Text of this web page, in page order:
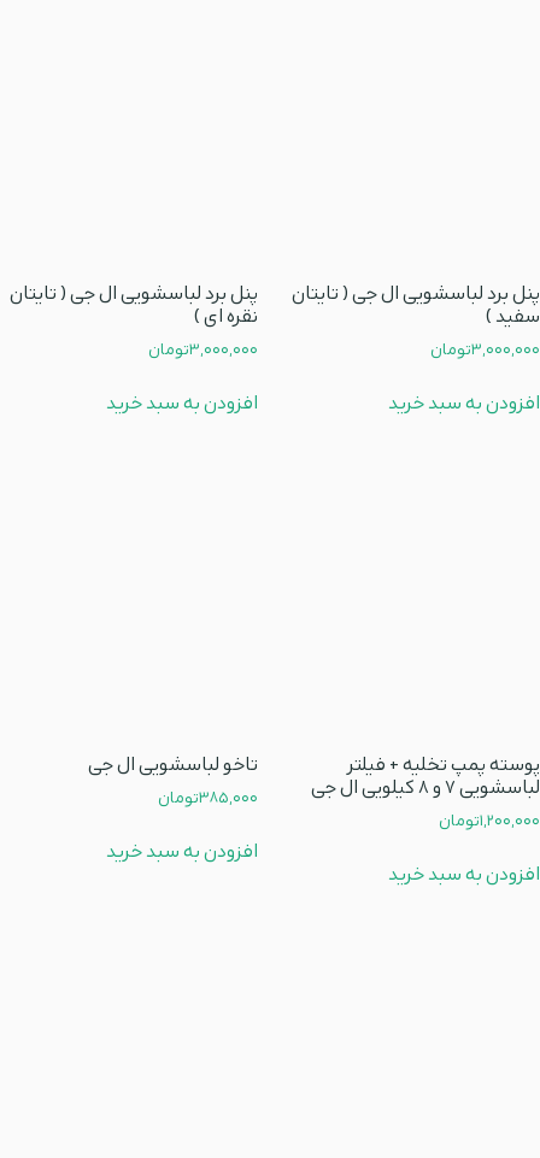
پنل برد لباسشویی ال جی ( تایتان
سفید )
3,000,000تومان
افزودن به سبد خرید
پنل برد لباسشویی ال جی ( تایتان
نقره ای )
3,000,000تومان
افزودن به سبد خرید
پوسته پمپ تخلیه + فیلتر
لباسشویی 7 و 8 کیلویی ال جی
1,200,000تومان
افزودن به سبد خرید
تاخو لباسشویی ال جی
385,000تومان
افزودن به سبد خرید